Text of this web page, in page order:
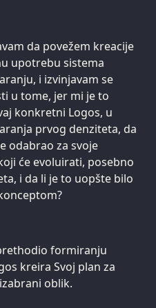
da povežem kreacije
upotrebu sistema
i izvinjavam se
u tome, jer mi je to
konkretni Logos, u
prvog denziteta, da
odabrao za svoje
će evoluirati, posebno
i da li je to uopšte bilo
formiranju
kreira Svoj plan za
oblik.